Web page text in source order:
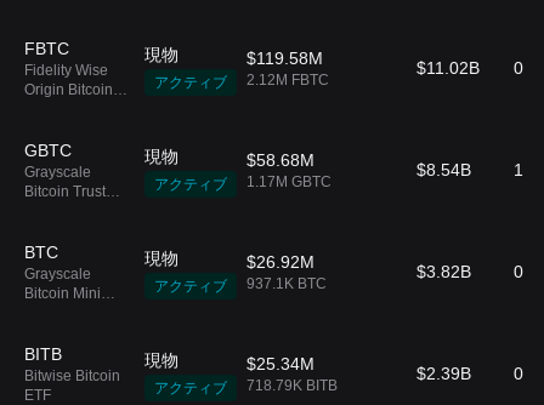
FBTC
Fidelity Wise
Origin Bitcoin
現物
アクティブ
$119.58M
2.12M FBTC
$11.02B
GBTC
Grayscale
Bitcoin Trust
現物
アクティブ
$58.68M
1.17M GBTC
$8.54B
BTC
Grayscale
Bitcoin Mini
現物
アクティブ
$26.92M
937.1K BTC
$3.82B
BITB
Bitwise Bitcoin
ETF
現物
アクティブ
$25.34M
718.79K BITB
$2.39B